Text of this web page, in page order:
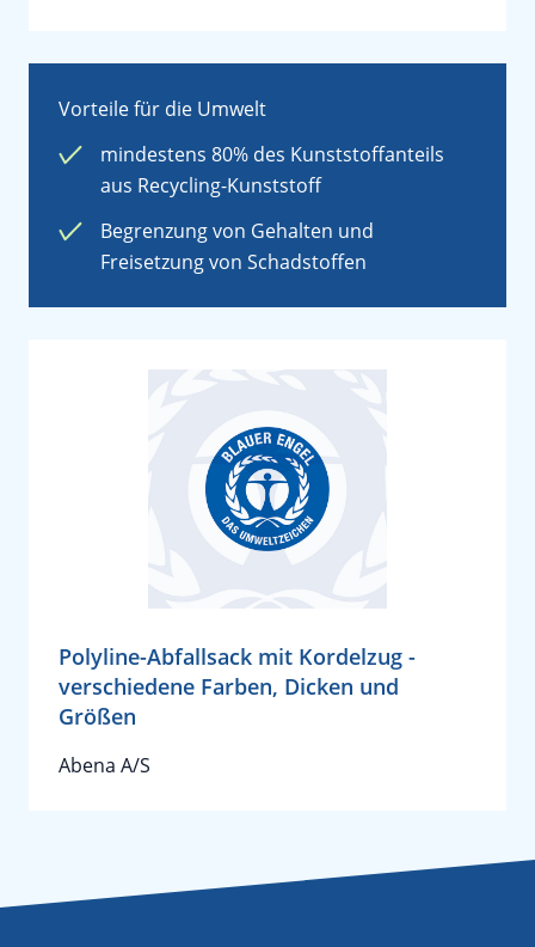
Vorteile für die Umwelt
mindestens 80% des Kunststoffanteils
aus Recycling-Kunststoff
Begrenzung von Gehalten und
Freisetzung von Schadstoffen
Polyline-Abfallsack mit Kordelzug -
verschiedene Farben, Dicken und
Größen
Abena A/S